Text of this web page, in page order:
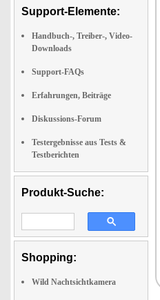
Support-Elemente:
Handbuch-, Treiber-, Video-
Downloads
Support-FAQs
Erfahrungen, Beiträge
Diskussions-Forum
Testergebnisse aus Tests &
Testberichten
Produkt-Suche:
Shopping:
Wild Nachtsichtkamera